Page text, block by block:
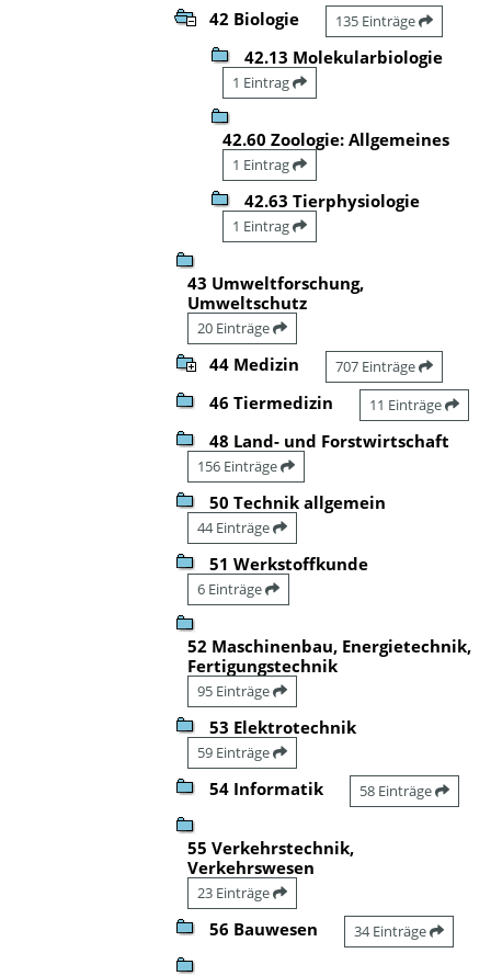
42 Biologie 135 Einträge
42.13 Molekularbiologie
1 Eintrag
42.60 Zoologie: Allgemeines
1 Eintrag
42.63 Tierphysiologie
1 Eintrag
43 Umweltforschung,
Umweltschutz
20 Einträge
44 Medizin 707 Einträge
46 Tiermedizin 11 Einträge
48 Land- und Forstwirtschaft
156 Einträge
50 Technik allgemein
44 Einträge
51 Werkstoffkunde
6 Einträge
52 Maschinenbau, Energietechnik,
Fertigungstechnik
95 Einträge
53 Elektrotechnik
59 Einträge
54 Informatik 58 Einträge
55 Verkehrstechnik,
Verkehrswesen
23 Einträge
56 Bauwesen 34 Einträge